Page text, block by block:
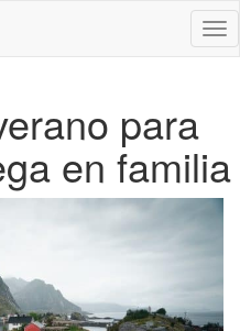
para
en familia